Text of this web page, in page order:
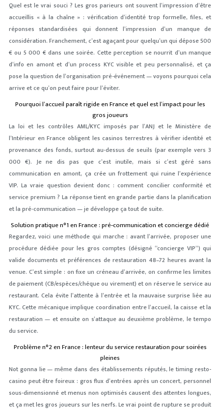
Quel est le vrai souci ? Les gros parieurs ont souvent l’impression d’être
accueillis « à la chaîne » : vérification d’identité trop formelle, files, et
réponses standardisées qui donnent l’impression d’un manque de
considération. Franchement, c’est agaçant pour quelqu’un qui dépose 500
€ ou 5 000 € dans une soirée. Cette perception se nourrit d’un manque
d’info en amont et d’un process KYC visible et peu personnalisé, et ça
pose la question de l’organisation pré-événement — voyons pourquoi cela
arrive et ce qu’on peut faire pour l’éviter.
Pourquoi l’accueil paraît rigide en France et quel est l’impact pour les
gros joueurs
La loi et les contrôles AML/KYC imposés par l’ANJ et le Ministère de
l’Intérieur en France obligent les casinos terrestres à vérifier identité et
provenance des fonds, surtout au‑dessus de seuils (par exemple vers 3
000 €). Je ne dis pas que c’est inutile, mais si c’est géré sans
communication en amont, ça crée un frottement qui ruine l’expérience
VIP. La vraie question devient donc : comment concilier conformité et
service premium ? La réponse tient en grande partie dans la planification
et la pré‑communication — je développe ça tout de suite.
Solution pratique n°1 en France : pré‑communication et concierge dédié
Regardez, voici une méthode qui marche : avant l’arrivée, proposer une
procédure dédiée pour les gros comptes (désigné “concierge VIP”) qui
valide documents et préférences de restauration 48–72 heures avant la
venue. C’est simple : on fixe un créneau d’arrivée, on confirme les limites
de paiement (CB/espèces/chéque ou virement) et on réserve le service au
restaurant. Cela évite l’attente à l’entrée et la mauvaise surprise liée au
KYC. Cette mécanique implique coordination entre l’accueil, la caisse et la
restauration — et ensuite on s’attaque au deuxième problème, le tempo
du service.
Problème n°2 en France : lenteur du service restauration pour soirées
pleines
Not gonna lie — même dans des établissements réputés, le timing resto-
casino peut être foireux : gros flux d’entrées après un concert, personnel
sous‑dimensionné et menus non optimisés causent des attentes longues,
et ça met les gros joueurs sur les nerfs. Le vrai point de rupture se produit